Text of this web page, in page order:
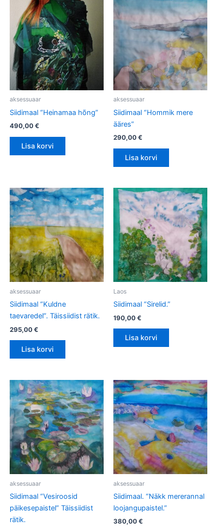
aksessuaar
Siidimaal “Heinamaa hõng”
490,00€
Lisa korvi
aksessuaar
Siidimaal “Hommik mere
ääres”
290,00€
Lisa korvi
aksessuaar
Siidimaal “Kuldne
taevaredel”. Täissiidist rätik.
295,00€
Lisa korvi
Laos
Siidimaal “Sirelid.”
190,00€
Lisa korvi
aksessuaar
Siidimaal “Vesiroosid
päikesepaistel” Täissiidist
rätik.
aksessuaar
Siidimaal. “Näkk mererannal
loojangupaistel.”
380,00€